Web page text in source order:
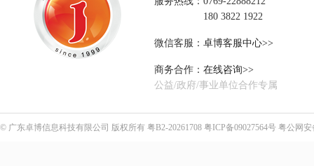
180 3822 1922
微信客服： 卓博客服中心>>
商务合作： 在线咨询>>
公益/政府/事业单位合作专属
© 广东卓博信息科技有限公司 版权所有 粤B2-20261708 粤ICP备09027564号 粤公网安